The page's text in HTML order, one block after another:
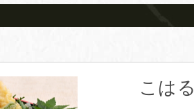
こはる